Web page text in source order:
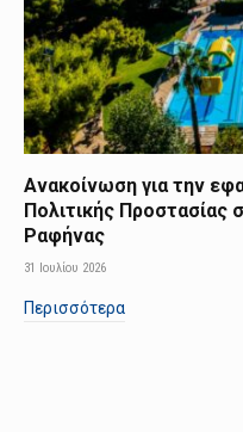
Ανακοίνωση για την
Πολιτικής Προστασίας
Ραφήνας
31 Ιουλίου 2026
Περισσότερα